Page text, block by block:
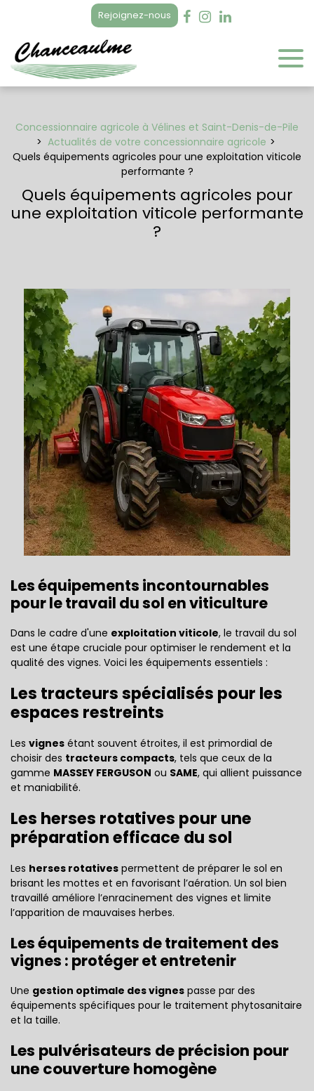
Rejoignez-nous
Concessionnaire agricole à Vélines et Saint-Denis-de-Pile
Actualités de votre concessionnaire agricole
Quels équipements agricoles pour une exploitation viticole
performante ?
Quels équipements agricoles pour
une exploitation viticole performante
?
Les équipements incontournables
pour le travail du sol en viticulture
Dans le cadre d'une exploitation viticole, le travail du sol
est une étape cruciale pour optimiser le rendement et la
qualité des vignes. Voici les équipements essentiels :
Les tracteurs spécialisés pour les
espaces restreints
Les vignes étant souvent étroites, il est primordial de
choisir des tracteurs compacts, tels que ceux de la
gamme MASSEY FERGUSON ou SAME, qui allient puissance
et maniabilité.
Les herses rotatives pour une
préparation efficace du sol
Les herses rotatives permettent de préparer le sol en
brisant les mottes et en favorisant l’aération. Un sol bien
travaillé améliore l’enracinement des vignes et limite
l’apparition de mauvaises herbes.
Les équipements de traitement des
vignes : protéger et entretenir
Une gestion optimale des vignes passe par des
équipements spécifiques pour le traitement phytosanitaire
et la taille.
Les pulvérisateurs de précision pour
une couverture homogène
Panneau de gestion des cookies